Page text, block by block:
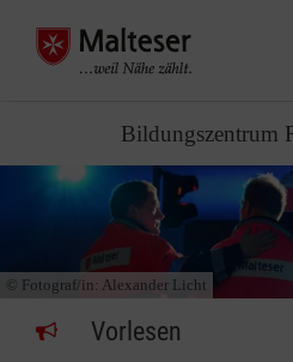
Bildungszentrum
© Fotograf/in: Alexander Licht
Vorlesen